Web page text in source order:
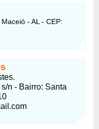
- AL - CEP:
n - Bairro: Santa